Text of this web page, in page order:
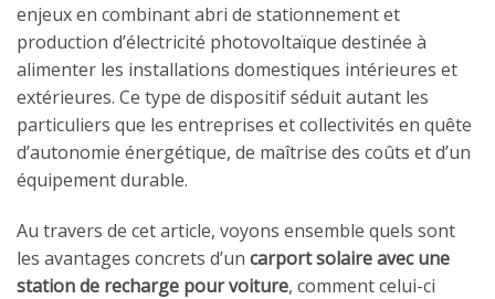
enjeux en combinant abri de stationnement et
production d’électricité photovoltaïque destinée à
alimenter les installations domestiques intérieures et
extérieures. Ce type de dispositif séduit autant les
particuliers que les entreprises et collectivités en quête
d’autonomie énergétique, de maîtrise des coûts et d’un
équipement durable.
Au travers de cet article, voyons ensemble quels sont
les avantages concrets d’un carport solaire avec une
station de recharge pour voiture, comment celui-ci